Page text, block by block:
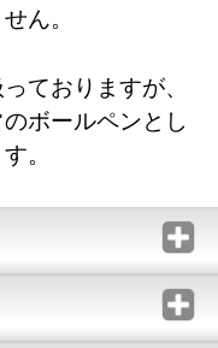
ん。
ておりますが、
ボールペンとし
。